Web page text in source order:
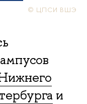
© ЦПСИ ВШЭ
и